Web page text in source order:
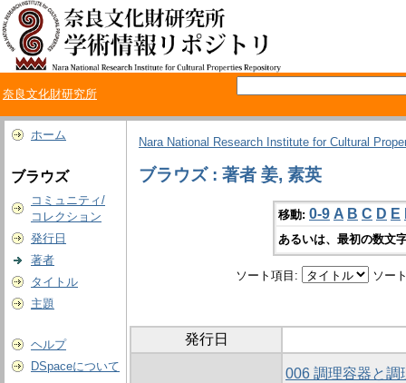
奈良文化財研究所
ホーム
ブラウズ
コミュニティ/
コレクション
発行日
著者
タイトル
主題
ヘルプ
DSpaceについて
Nara National Research Institute for Cultural
ブラウズ : 著者 姜, 素英
移動: 0-9 A B C D E
あるいは、最初の数文
ソート項目: ソー
発行日
006 調理容器と調